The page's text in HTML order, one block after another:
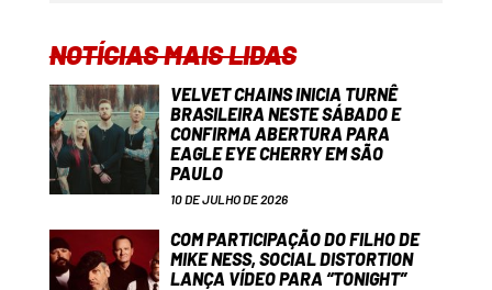
NOTÍCIAS MAIS LIDAS
VELVET CHAINS INICIA TURNÊ
BRASILEIRA NESTE SÁBADO E
CONFIRMA ABERTURA PARA
EAGLE EYE CHERRY EM SÃO
PAULO
10 DE JULHO DE 2026
COM PARTICIPAÇÃO DO FILHO DE
MIKE NESS, SOCIAL DISTORTION
LANÇA VÍDEO PARA “TONIGHT”